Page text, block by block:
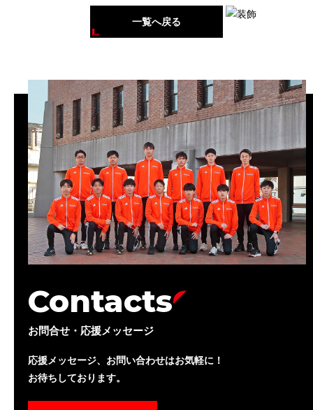
一覧へ戻る
Contacts
お問合せ・応援メッセージ
応援メッセージ、お問い合わせはお気軽に！
お待ちしております。